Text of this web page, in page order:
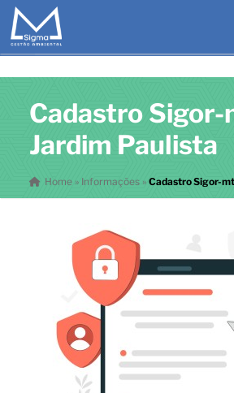
Cadastro
Jardim Paulista
Home» Informações » Cadastro Sigor-